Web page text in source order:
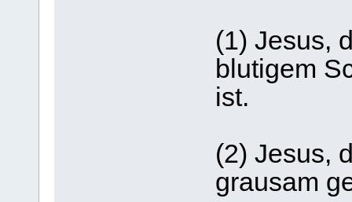
(1) Jesus,
blutigem
ist.
(2) Jesus,
grausam